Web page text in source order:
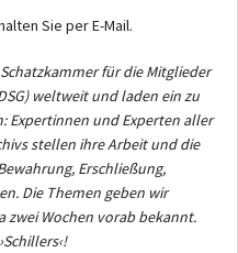
Sie per E-Mail.
für die Mitglieder
weltweit und laden ein zu
Expertinnen und Experten aller
stellen ihre Arbeit und die
Erschließung,
Die Themen geben wir
Wochen vorab bekannt.